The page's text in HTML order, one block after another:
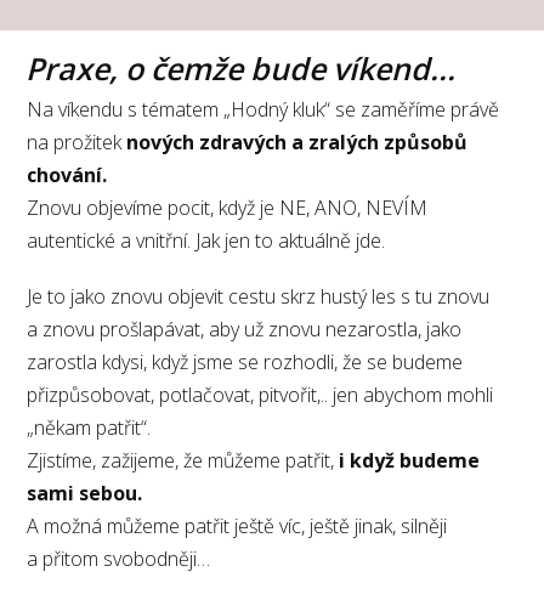
Praxe, o čemže bude víkend...
Na víkendu s tématem „Hodný kluk“ se zaměříme právě
na prožiteknových zdravých a zralých způsobů
chování.
Znovu objevíme pocit, když je NE, ANO, NEVÍM
autentické a vnitřní. Jak jen to aktuálně jde.
Je to jako znovu objevit cestu skrz hustý les s tu znovu
a znovu prošlapávat, aby už znovu nezarostla, jako
zarostla kdysi, když jsme se rozhodli, že se budeme
přizpůsobovat, potlačovat, pitvořit,.. jen abychom mohli
„někam patřit“.
Zjistíme, zažijeme, že můžeme patřit, i když budeme
sami sebou.
A možná můžeme patřit ještě víc, ještě jinak, silněji
a přitom svobodněji…